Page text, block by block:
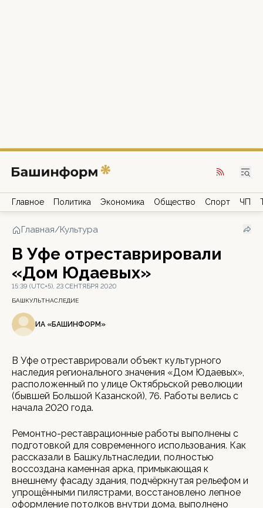
Главное Политика Экономика Общество Спорт ЧП
Главная/Культура
В Уфе отреставрировали
«Дом Юдаевых»
15:39 (UTC+5), 23 СЕНТЯБРЯ 2020
БАШКУЛЬТНАСЛЕДИЕ
ИА «БАШИНФОРМ»
В Уфе отреставрировали объект культурного
наследия регионального значения «Дом Юдаевых»,
расположенный по улице Октябрьской революции
(бывшей Большой Казанской), 76. Работы велись с
начала 2020 года.
Ремонтно-реставрационные работы выполнены с
подготовкой для современного использования. Как
рассказали в Башкультнаследии, полностью
воссоздана каменная арка, примыкающая к
внешнему фасаду здания, подчёркнутая рельефом и
упрощёнными пилястрами, восстановлено лепное
оформление потолков внутри дома, выполнено